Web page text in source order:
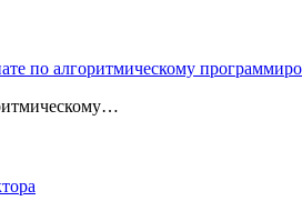
по алгоритмическому